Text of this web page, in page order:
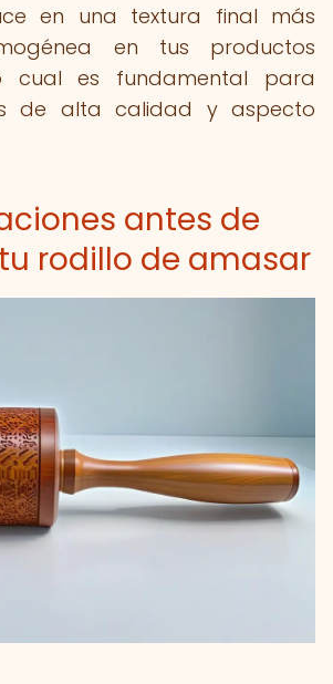
en una textura final más
en tus productos
cual es fundamental para
de alta calidad y aspecto
antes de
rodillo de amasar